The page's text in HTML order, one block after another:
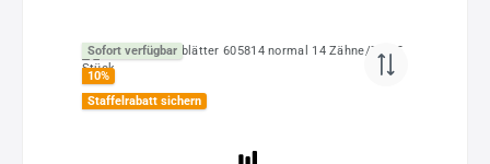
Sofort verfügbar
10%
Staffelrabatt sichern